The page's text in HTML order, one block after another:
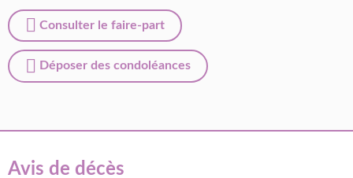
Consulter le faire-part
Déposer des condoléances
Avis de décès